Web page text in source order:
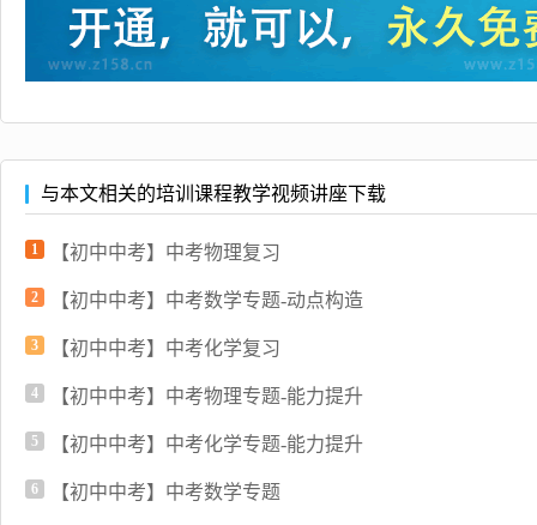
与本文相关的培训课程教学视频讲座下载
1 【初中中考】中考物理复习
2 【初中中考】中考数学专题-动点构造
3 【初中中考】中考化学复习
4 【初中中考】中考物理专题-能力提升
5 【初中中考】中考化学专题-能力提升
6 【初中中考】中考数学专题